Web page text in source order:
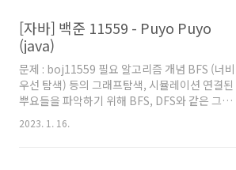
사용했는지 등에 대해서는 '자바로 백준 풀 때의
팁 및 주의점' 글을 참고해주세요. 백준을 자바로
풀어보려고 시작하시는 분이나, 백준에서 자바로
풀 때의 팁을 원하시는 분들도 보시는걸 추천드
립니다. 풀이 그래프 탐색을 모른다면 BFS 글을
봐보자. 백준 11559 - Puyo Puyo의 아주 약간
상위호환이다. 개념은 완전히 동일하다.그러니
[자바] 백준 11559 - Puyo Puyo
(java)
문제 : boj11559 필요 알고리즘 개념 BFS (너비
우선 탐색) 등의 그래프탐색, 시뮬레이션 연결된
뿌요들을 파악하기 위해 BFS, DFS와 같은 그래
프 탐색이 필요하다. 그 외에는 그냥 제시된대로
시뮬레이션을 돌려주면 된다. ※ 제 코드에서 왜
2023. 1. 16.